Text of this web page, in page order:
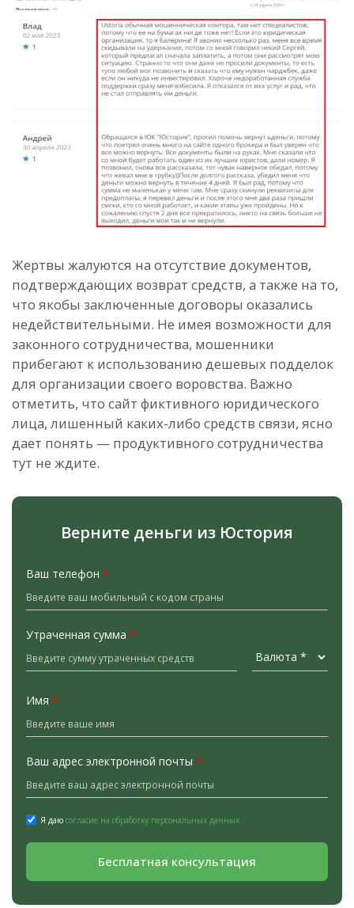
Жертвы жалуются на отсутствие документов,
подтверждающих возврат средств, а также на то,
что якобы заключенные договоры оказались
недействительными. Не имея возможности для
законного сотрудничества, мошенники
прибегают к использованию дешевых подделок
для организации своего воровства. Важно
отметить, что сайт фиктивного юридического
лица, лишенный каких-либо средств связи, ясно
дает понять — продуктивного сотрудничества
тут не ждите.
Верните деньги из Юстория
Ваш телефон *
Утраченная сумма *
Имя *
Ваш адрес электронной почты *
Я даю согласие на обработку персональных данных.
Бесплатная консультация